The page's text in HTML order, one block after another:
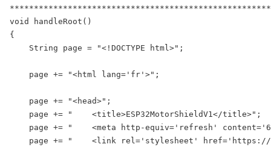
void handleRoot()
{
String page = "<!DOCTYPE html>";
page += "<html lang='fr'>";
page += "<head>";
page += "    <title>ESP32MotorShieldV1</title>";
page += "    <meta http-equiv='refresh'
page += "    <link rel='stylesheet' href='https://